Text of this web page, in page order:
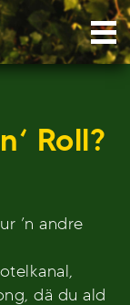
Roll?
’n andre
dä du ald